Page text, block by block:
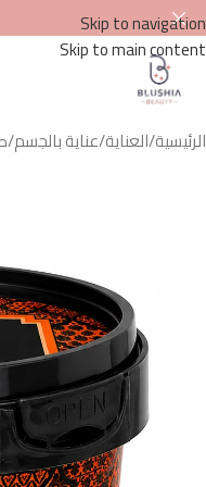
Skip to navigation
Skip to main content
الرئيسية/العناية/عناية بالجسم/